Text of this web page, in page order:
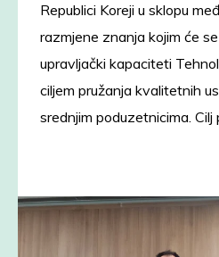
Republici Koreji u sklopu
razmjene znanja kojim će
upravljački kapaciteti
ciljem pružanja kvalitetnih
srednjim poduzetnicima.